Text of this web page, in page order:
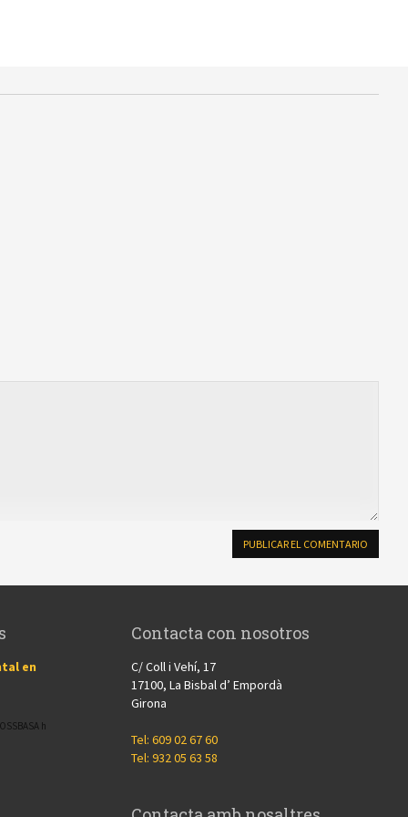
en
h
Contacta con nosotros
C/ Coll i Vehí, 17
17100, La Bisbal d’ Empordà
Girona
Tel: 609 02 67 60
Tel: 932 05 63 58